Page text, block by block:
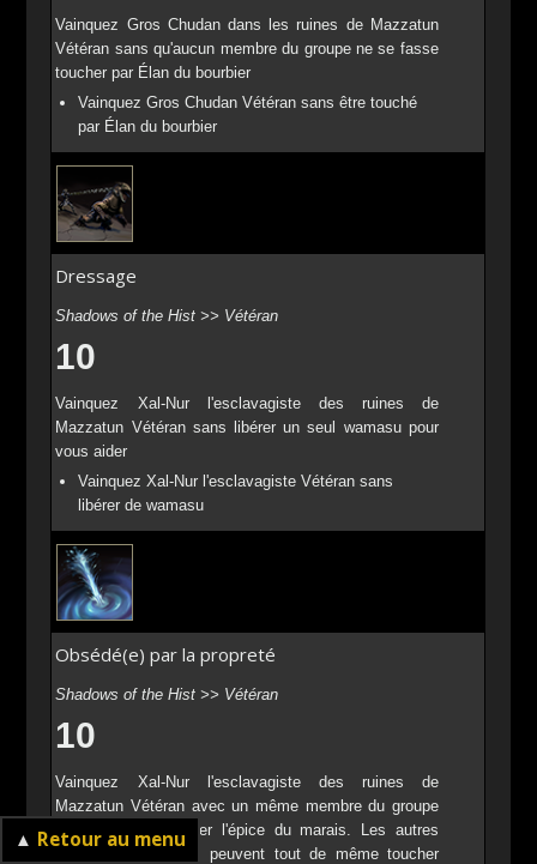
▲ Retour au menu
Vainquez Gros Chudan dans les ruines de Mazzatun
Vétéran sans qu'aucun membre du groupe ne se fasse
toucher par Élan du bourbier
Vainquez Gros Chudan Vétéran sans être touché
par Élan du bourbier
Dressage
Shadows of the Hist >> Vétéran
10
Vainquez Xal-Nur l'esclavagiste des ruines de
Mazzatun Vétéran sans libérer un seul wamasu pour
vous aider
Vainquez Xal-Nur l'esclavagiste Vétéran sans
libérer de wamasu
Obsédé(e) par la propreté
Shadows of the Hist >> Vétéran
10
Vainquez Xal-Nur l'esclavagiste des ruines de
Mazzatun Vétéran avec un même membre du groupe
s'occupant de purifier l'épice du marais. Les autres
membres du marais peuvent tout de même toucher